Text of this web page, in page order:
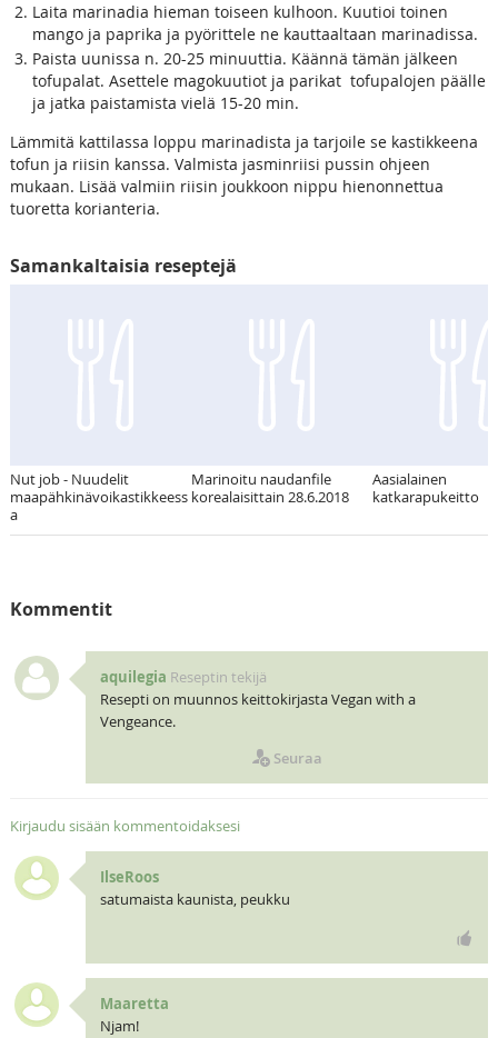
Laita marinadia hieman toiseen kulhoon. Kuutioi toinen
mango ja paprika ja pyörittele ne kauttaaltaan marinadissa.
Paista uunissa n. 20-25 minuuttia. Käännä tämän jälkeen
tofupalat. Asettele magokuutiot ja parikat tofupalojen päälle
ja jatka paistamista vielä 15-20 min.
Lämmitä kattilassa loppu marinadista ja tarjoile se kastikkeena
tofun ja riisin kanssa. Valmista jasminriisi pussin ohjeen
mukaan. Lisää valmiin riisin joukkoon nippu hienonnettua
tuoretta korianteria.
Samankaltaisia reseptejä
Nut job - Nuudelit
maapähkinävoikastikkeess
a
Marinoitu naudanfile
korealaisittain 28.6.2018
Aasialainen
katkarapukeitto
Kommentit
aquilegia Reseptin tekijä
Resepti on muunnos keittokirjasta Vegan with a
Vengeance.
Seuraa
Kirjaudu sisään kommentoidaksesi
IlseRoos
satumaista kaunista, peukku
Maaretta
Njam!